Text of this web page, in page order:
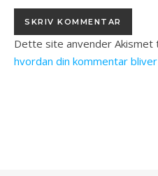
Dette site anvender Akismet
hvordan din kommentar